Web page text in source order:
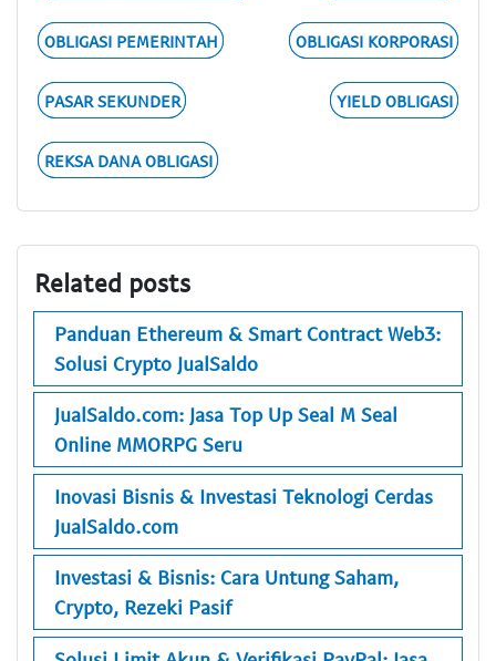
OBLIGASI PEMERINTAH OBLIGASI KORPORASI
PASAR SEKUNDER YIELD OBLIGASI
REKSA DANA OBLIGASI
Related posts
Panduan Ethereum & Smart Contract Web3:
Solusi Crypto JualSaldo
JualSaldo.com: Jasa Top Up Seal M Seal
Online MMORPG Seru
Inovasi Bisnis & Investasi Teknologi Cerdas
JualSaldo.com
Investasi & Bisnis: Cara Untung Saham,
Crypto, Rezeki Pasif